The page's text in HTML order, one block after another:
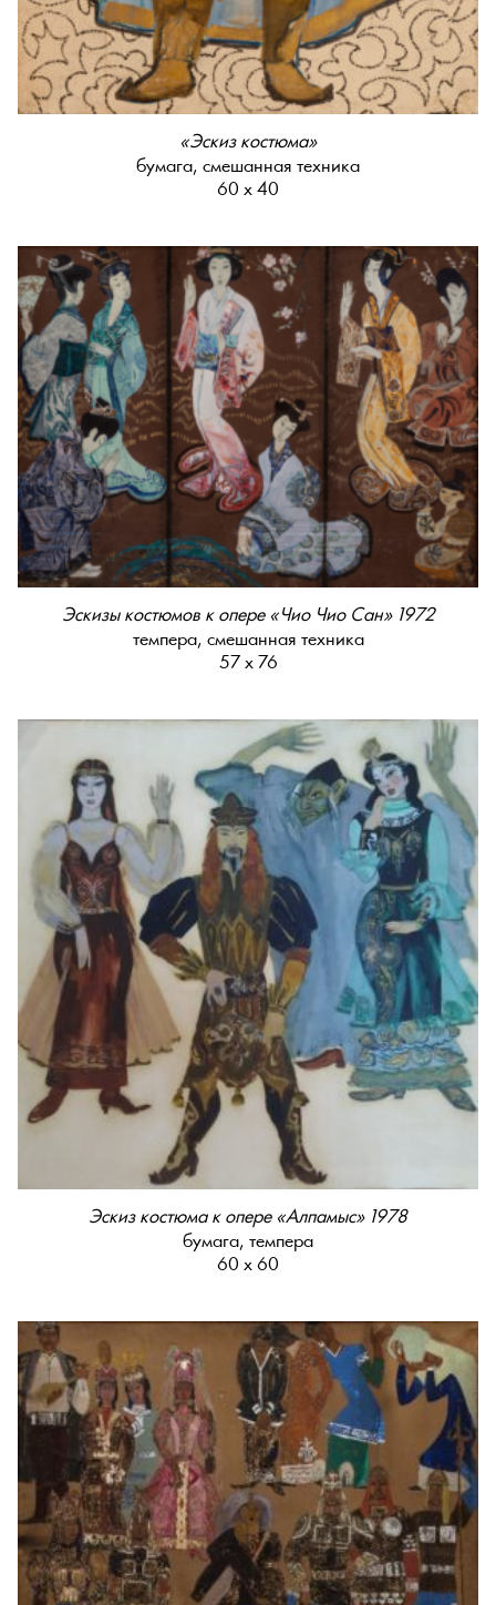
«Эскиз костюма»
бумага, смешанная техника
60 х 40
Эскизы костюмов к опере «Чио Чио Сан» 1972
темпера, смешанная техника
57 х 76
Эскиз костюма к опере «Алпамыс» 1978
бумага, темпера
60 х 60